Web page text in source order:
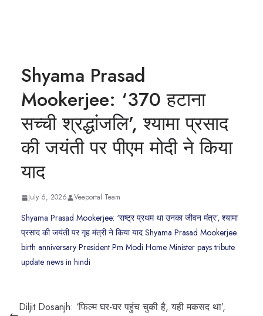
Shyama Prasad
Mookerjee: ‘370 हटाना
सच्ची श्रद्धांजलि’, श्यामा प्रसाद
की जयंती पर पीएम मोदी ने किया
याद
July 6, 2026 Veeportal Team
Shyama Prasad Mookerjee: ‘राष्ट्र प्रथम था उनका जीवन मंत्र’, श्यामा
प्रसाद की जयंती पर गृह मंत्री ने किया याद Shyama Prasad Mookerjee
birth anniversary President Pm Modi Home Minister pays tribute
update news in hindi
Diljit Dosanjh: ‘फिल्म घर-घर पहुंच चुकी है, यही मकसद था’,